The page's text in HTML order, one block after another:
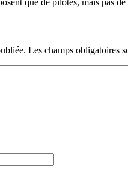
que de pilotes, mais pas
Les champs obligatoires